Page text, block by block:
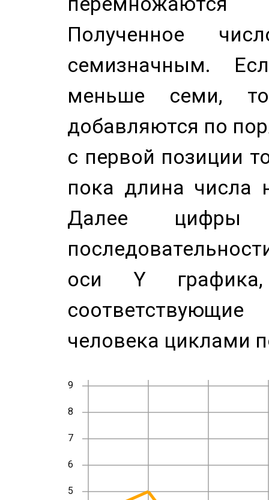
Полученное
семизначным.
меньше семи,
добавляются по
с первой позиции
пока длина числа
Далее цифры
оси Y
человека циклами